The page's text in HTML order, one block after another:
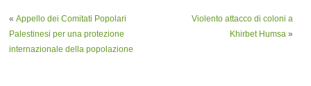
«Appello dei Comitati Popolari
Palestinesi per una protezione
internazionale della popolazione
Violento attacco di coloni a
Khirbet Humsa»